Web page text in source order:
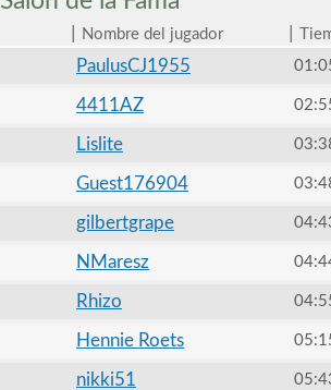
Nombre del jugador
PaulusCJ1955
4411AZ
Lislite
Guest176904
gilbertgrape
NMaresz
Rhizo
Hennie Roets
nikki51